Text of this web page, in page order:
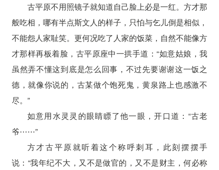
古平原不用照镜子就知道自己脸上必是一红。方才那
般吃相，哪有半点斯文人的样子，只怕与乞儿倒是相似，
不能怨人家耻笑。更何况吃了人家的饭菜，自然不能像方
才那样再板着脸，古平原座中一拱手道：“如意姑娘，我
虽然弄不懂这到底是怎么回事，不过先要谢谢这一饭之
德，就像你说的，古某做个饱死鬼，黄泉路上也感激不
尽。”
如意用水灵灵的眼睛瞟了他一眼，开口道：“古老
爷⋯⋯”
方才古平原就听着这个称呼刺耳，此刻摆摆手
说：“我年纪不大，又不是做官的，又不是财主，何必称